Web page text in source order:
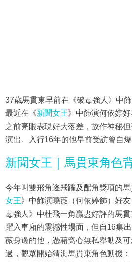
37歲馬貫東早前在《破毒強人》中
最近在《新聞女王》中飾演何依婷
之前亮眼表現好大落差，故作神秘
演出。入行16年的他早前受訪曾自
新聞女王｜馬貫東角色
今年叫雙飛角逐飛躍及配角獎項的
女王》中飾演曉薇（何依婷飾）好
毒強人》中杜飛一角贏盡好評的馬
躍入車廂的震撼性場面，但自16集
薇身邊的他，憑藉窩心無私舉動及
過，觀眾開始猜測馬貫東角色動機